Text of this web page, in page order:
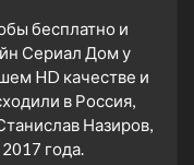
бесплатно и
Сериал Дом у
HD качестве и
в Россия,
Назиров,
года.